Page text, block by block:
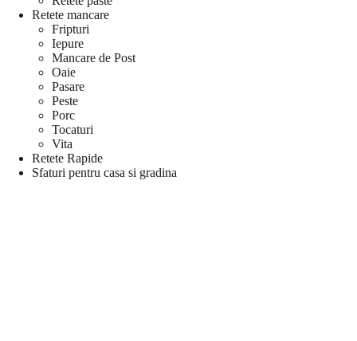
Retete mancare
Fripturi
Iepure
Mancare de Post
Oaie
Pasare
Peste
Porc
Tocaturi
Vita
Retete Rapide
Sfaturi pentru casa si gradina